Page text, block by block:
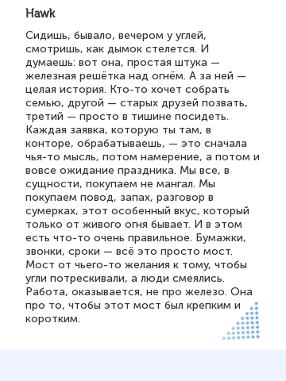
Hawk
Сидишь, бывало, вечером у углей,
смотришь, как дымок стелется. И
думаешь: вот она, простая штука —
железная решётка над огнём. А за ней —
целая история. Кто-то хочет собрать
семью, другой — старых друзей позвать,
третий — просто в тишине посидеть.
Каждая заявка, которую ты там, в
конторе, обрабатываешь, — это сначала
чья-то мысль, потом намерение, а потом и
вовсе ожидание праздника. Мы все, в
сущности, покупаем не мангал. Мы
покупаем повод, запах, разговор в
сумерках, этот особенный вкус, который
только от живого огня бывает. И в этом
есть что-то очень правильное. Бумажки,
звонки, сроки — всё это просто мост.
Мост от чьего-то желания к тому, чтобы
угли потрескивали, а люди смеялись.
Работа, оказывается, не про железо. Она
про то, чтобы этот мост был крепким и
коротким.